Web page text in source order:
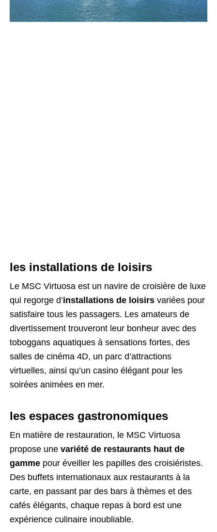
les installations de loisirs
Le MSC Virtuosa est un navire de croisière de luxe
qui regorge d’installations de loisirs variées pour
satisfaire tous les passagers. Les amateurs de
divertissement trouveront leur bonheur avec des
toboggans aquatiques à sensations fortes, des
salles de cinéma 4D, un parc d’attractions
virtuelles, ainsi qu’un casino élégant pour les
soirées animées en mer.
les espaces gastronomiques
En matière de restauration, le MSC Virtuosa
propose une variété de restaurants haut de
gamme pour éveiller les papilles des croisiéristes.
Des buffets internationaux aux restaurants à la
carte, en passant par des bars à thèmes et des
cafés élégants, chaque repas à bord est une
expérience culinaire inoubliable.